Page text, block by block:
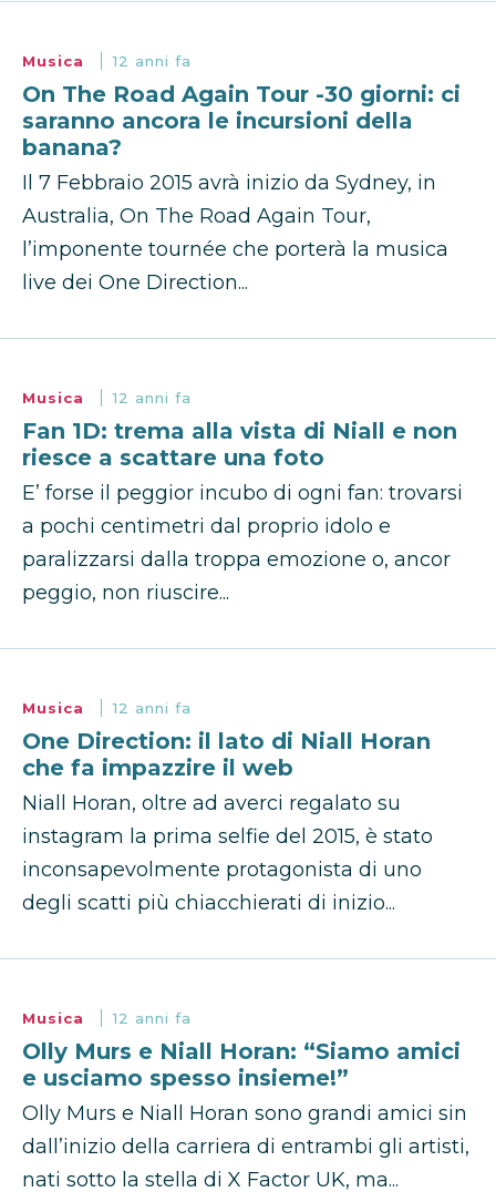
Musica 12 anni fa
On The Road Again Tour -30 giorni: ci
saranno ancora le incursioni della
banana?
Il 7 Febbraio 2015 avrà inizio da Sydney, in
Australia, On The Road Again Tour,
l’imponente tournée che porterà la musica
live dei One Direction...
Musica 12 anni fa
Fan 1D: trema alla vista di Niall e non
riesce a scattare una foto
E’ forse il peggior incubo di ogni fan: trovarsi
a pochi centimetri dal proprio idolo e
paralizzarsi dalla troppa emozione o, ancor
peggio, non riuscire...
Musica 12 anni fa
One Direction: il lato di Niall Horan
che fa impazzire il web
Niall Horan, oltre ad averci regalato su
instagram la prima selfie del 2015, è stato
inconsapevolmente protagonista di uno
degli scatti più chiacchierati di inizio...
Musica 12 anni fa
Olly Murs e Niall Horan: “Siamo amici
e usciamo spesso insieme!”
Olly Murs e Niall Horan sono grandi amici sin
dall’inizio della carriera di entrambi gli artisti,
nati sotto la stella di X Factor UK, ma...